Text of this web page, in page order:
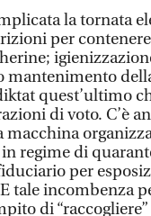
la tornata
per
mantenimento
quest’ultimo
di voto. C’è
macchina
regime di
per
tale incombenza
di